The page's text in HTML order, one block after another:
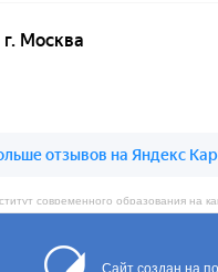
современного образования на
Сайт создан на